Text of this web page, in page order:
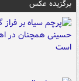
برگزیده عکس